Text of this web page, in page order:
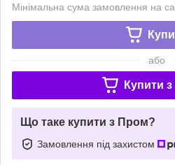
Мінімальна сума замовлення на
або
Купити з
Що таке купити з Пром?
Замовлення під захистом